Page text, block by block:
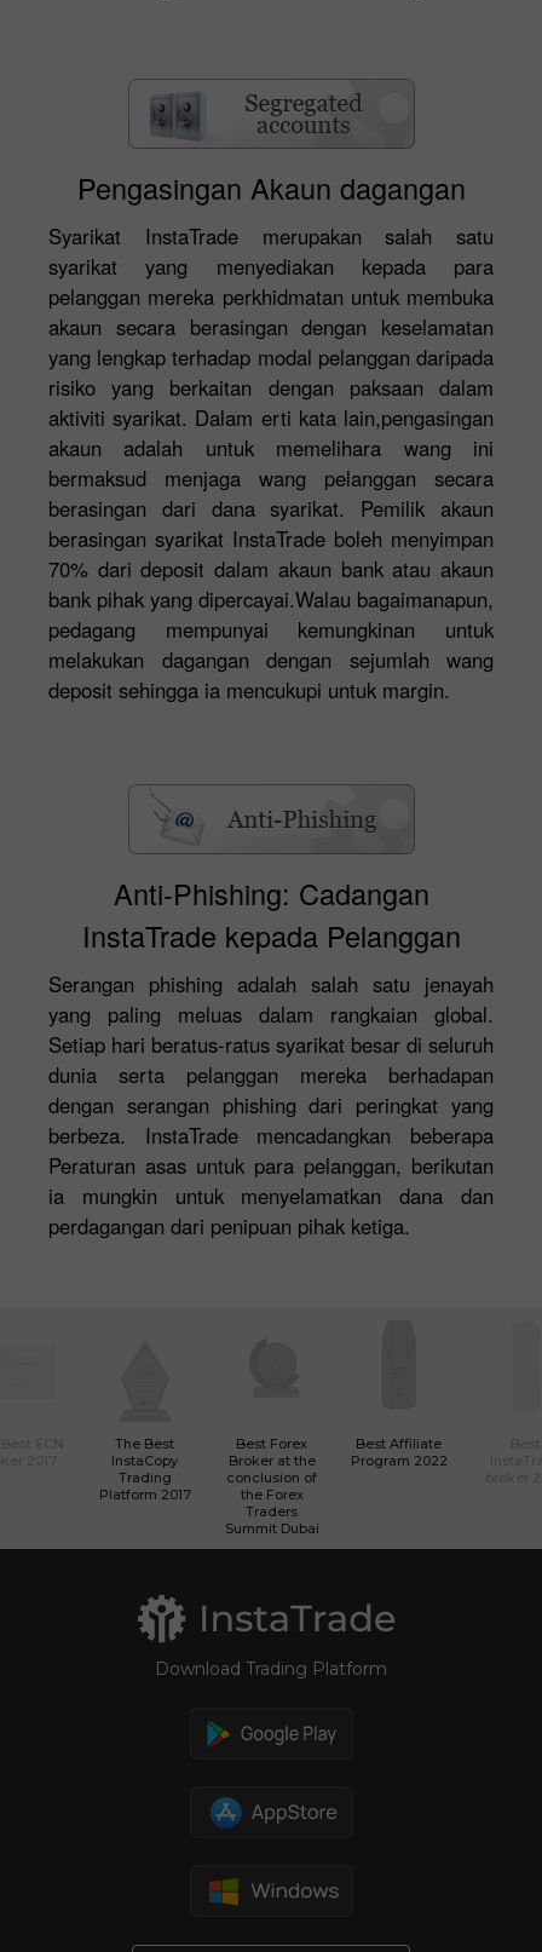
Pengasingan Akaun dagangan
Syarikat InstaTrade merupakan salah satu
syarikat yang menyediakan kepada para
pelanggan mereka perkhidmatan untuk membuka
akaun secara berasingan dengan keselamatan
yang lengkap terhadap modal pelanggan daripada
risiko yang berkaitan dengan paksaan dalam
aktiviti syarikat. Dalam erti kata lain,pengasingan
akaun adalah untuk memelihara wang ini
bermaksud menjaga wang pelanggan secara
berasingan dari dana syarikat. Pemilik akaun
berasingan syarikat InstaTrade boleh menyimpan
70% dari deposit dalam akaun bank atau akaun
bank pihak yang dipercayai.Walau bagaimanapun,
pedagang mempunyai kemungkinan untuk
melakukan dagangan dengan sejumlah wang
deposit sehingga ia mencukupi untuk margin.
Anti-Phishing: Cadangan
InstaTrade kepada Pelanggan
Serangan phishing adalah salah satu jenayah
yang paling meluas dalam rangkaian global.
Setiap hari beratus-ratus syarikat besar di seluruh
dunia serta pelanggan mereka berhadapan
dengan serangan phishing dari peringkat yang
berbeza. InstaTrade mencadangkan beberapa
Peraturan asas untuk para pelanggan, berikutan
ia mungkin untuk menyelamatkan dana dan
perdagangan dari penipuan pihak ketiga.
The Best
InstaCopy
Trading
Platform 2017
Best Forex
Broker at the
conclusion of
the Forex
Traders
Summit Dubai
Best Affiliate
Program 2022
Download Trading Platform